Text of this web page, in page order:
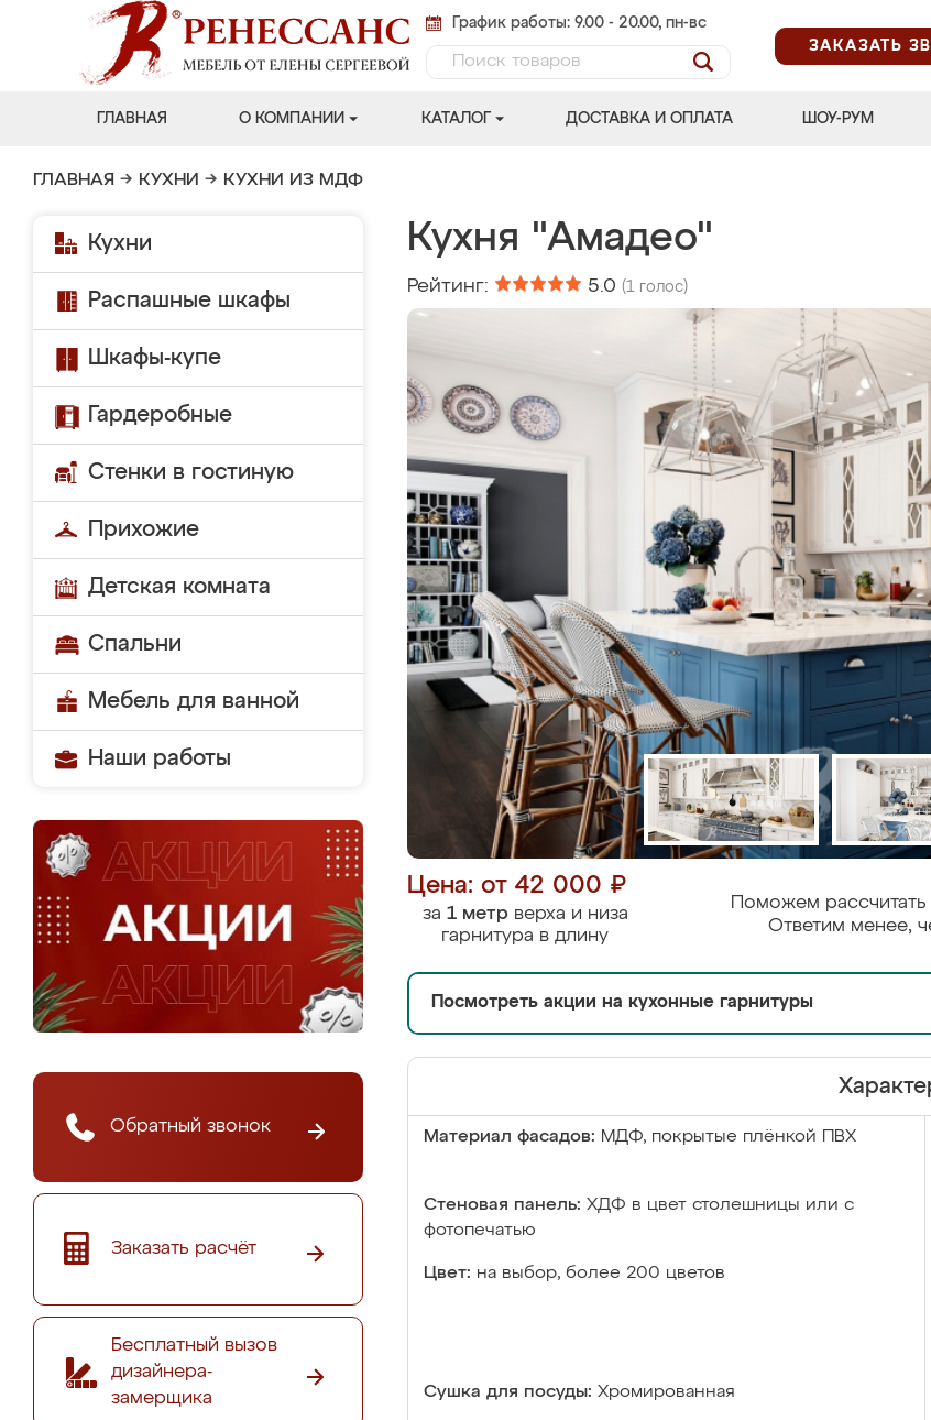
График работы: 9.00 - 20.00, пн-вс
ЗАКАЗАТЬ
ГЛАВНАЯ О КОМПАНИИ КАТАЛОГ ДОСТАВКА И ОПЛАТА ШОУ-РУМ
ГЛАВНАЯ → КУХНИ → КУХНИ ИЗ МДФ
Кухни
Распашные шкафы
Шкафы-купе
Гардеробные
Стенки в гостиную
Прихожие
Детская комната
Спальни
Мебель для ванной
Наши работы
Обратный звонок
Заказать расчёт
Бесплатный вызов
дизайнера-
замерщика
Кухня "Амадео"
Рейтинг: 5.0 (1 голос)
Цена: от 42 000 ₽
за 1 метрверха и низа
гарнитура в длину
Поможем рассчитать
Ответим менее,
Посмотреть акции на кухонные гарнитуры
Материал фасадов: МДФ, покрытые плёнкой ПВХ
Стеновая панель: ХДФ в цвет столешницы или с
фотопечатью
Цвет: на выбор, более 200 цветов
Сушка для посуды: Хромированная